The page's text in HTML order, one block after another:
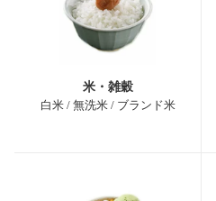
米・雑穀
白米 / 無洗米 / ブランド米